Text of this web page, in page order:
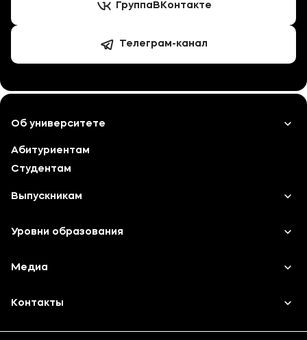
ГруппаВКонтакте
Телеграм-канал
Об университете
Лицензии и документы
Абитуриентам
Студентам
Выпускникам
Карьера
Уровни образования
Среднее профессиональное образование
Медиа
Объявления
Контакты
Банковские реквизиты